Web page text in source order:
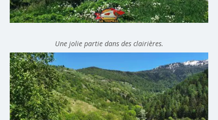
Une jolie partie dans des clairières.